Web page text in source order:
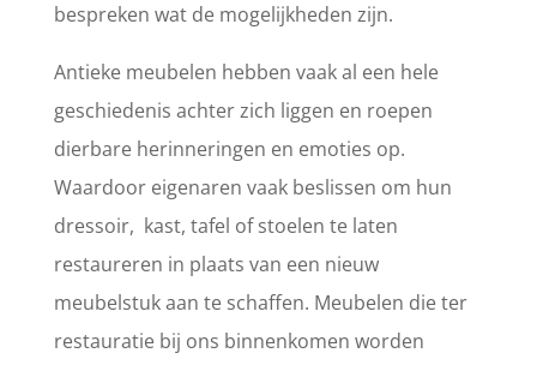
bespreken wat de mogelijkheden zijn.
Antieke meubelen hebben vaak al een hele
geschiedenis achter zich liggen en roepen
dierbare herinneringen en emoties op.
Waardoor eigenaren vaak beslissen om hun
dressoir, kast, tafel of stoelen te laten
restaureren in plaats van een nieuw
meubelstuk aan te schaffen. Meubelen die ter
restauratie bij ons binnenkomen worden